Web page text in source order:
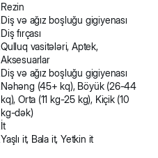
Rezin
Diş və ağız boşluğu gigiyenası
Diş fırçası
Qulluq vasitələri, Aptek,
Aksesuarlar
Diş və ağız boşluğu gigiyenası
Nəhəng (45+ kq), Böyük (26-44
kq), Orta (11 kg-25 kg), Kiçik (10
kg-dək)
İt
Yaşlı it, Bala it, Yetkin it